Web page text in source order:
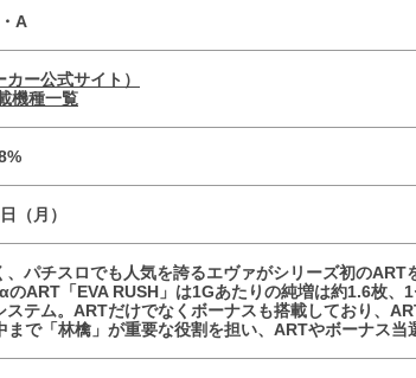
A
ー公式サイト）
機種一覧
（月）
、パチスロでも人気を誇るエヴァがシリーズ初のART
のART「EVA RUSH」は1Gあたりの純増は約1.6枚
ステム。ARTだけでなくボーナスも搭載しており、
まで「林檎」が重要な役割を担い、ARTやボーナス当